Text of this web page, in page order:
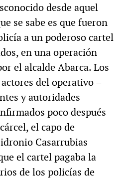
desde aquel
se sabe es que fueron
a un poderoso cartel
en una operación
el alcalde Abarca. Los
del operativo –
y autoridades
poco después
el capo de
Casarrubias
el cartel pagaba la
de los policías de